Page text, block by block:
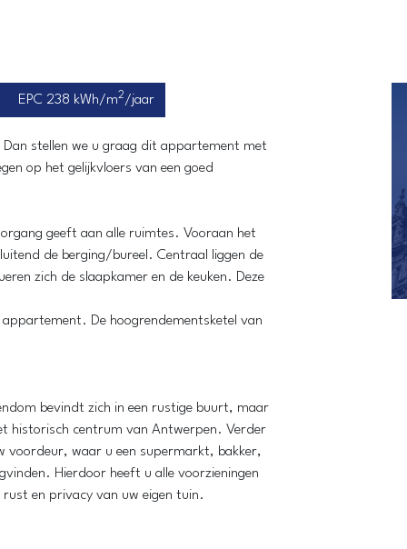
EPC 238 kWh/m2/jaar
stellen we u graag dit appartement met
op het gelijkvloers van een goed
geeft aan alle ruimtes. Vooraan het
de berging/bureel. Centraal liggen de
zich de slaapkamer en de keuken. Deze
De hoogrendementsketel van
bevindt zich in een rustige buurt, maar
historisch centrum van Antwerpen. Verder
voordeur, waar u een supermarkt, bakker,
Hierdoor heeft u alle voorzieningen
en privacy van uw eigen tuin.